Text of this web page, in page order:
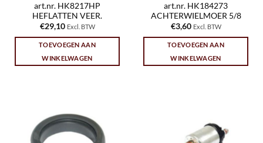
art.nr. HK8217HP
HEFLATTEN VEER.
€29,10 Excl. BTW
TOEVOEGEN AAN
WINKELWAGEN
art.nr. HK184273
ACHTERWIELMOER 5/8
€3,60 Excl. BTW
TOEVOEGEN AAN
WINKELWAGEN